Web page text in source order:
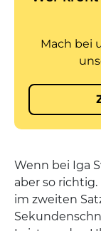
Wenn bei Iga
aber so richtig.
im zweiten